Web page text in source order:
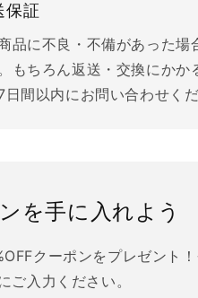
保証
品に不良・不備があった
もちろん返送・交換にかか
間以内にお問い合わせくだ
を手に入れよう
クーポンをプレゼント
入力ください。